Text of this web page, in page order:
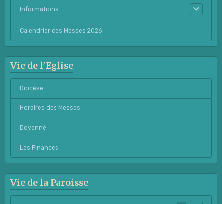
Informations
Calendrier des Messes 2026
Vie de l'Eglise
Diocèse
Horaires des Messes
Doyenné
Les Finances
Vie de la Paroisse